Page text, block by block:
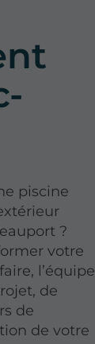
piscine
?
votre
l’équipe
de
de
de votre